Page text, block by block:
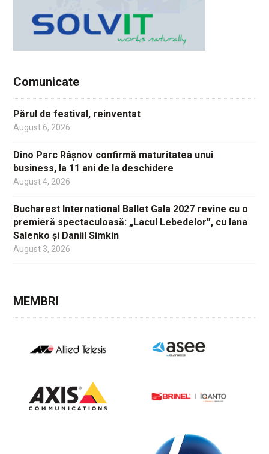
Comunicate
Părul de festival, reinventat
August 6, 2026
Dino Parc Râșnov confirmă maturitatea unui
business, la 11 ani de la deschidere
August 4, 2026
Bucharest International Ballet Gala 2027 revine cu o
premieră spectaculoasă: „Lacul Lebedelor”, cu Iana
Salenko și Daniil Simkin
August 3, 2026
MEMBRI